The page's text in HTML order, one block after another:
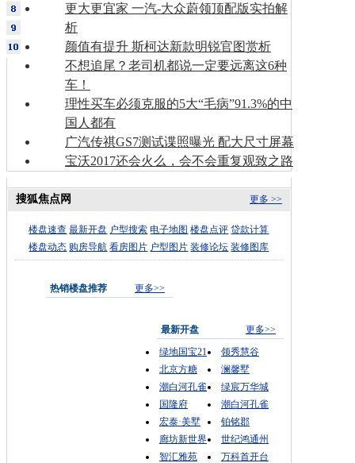
更大更宜家 一汽-大众蔚领顶配版实拍解
析
颜值有提升 斯柯达新款明锐官图赏析
不想追尾？老司机都说一定要远离这6种
车！
理性买车必须克服的5大“毛病”91.3%的中
国人都有
广汽传祺GS7测试谍照曝光 配大尺寸屏幕
宝沃2017还会火么，会不会重复观致之路
更多 >>
搜狐焦点网
楼盘速查 最新开盘 户型搜索 电子地图 楼盘点评 贷款计算
楼盘动态 购房导航 看房图片 户型图片 装修论坛 装修图库
热销楼盘推荐 更多>>
最新开盘
更多>>
绿地国宝21
领秀慧谷
北京方糖
澜馨墅
潮白河孔雀
绿宸万华城
国隆府
潮白河孔雀
宏泰·美墅
铂铭郡
廊坊新世界
世纪鸿通州
智汇雅苑
万科首开台